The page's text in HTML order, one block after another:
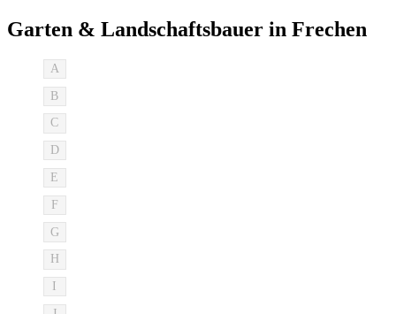
Garten & Landschaftsbauer in Frechen
A
B
C
D
E
F
G
H
I